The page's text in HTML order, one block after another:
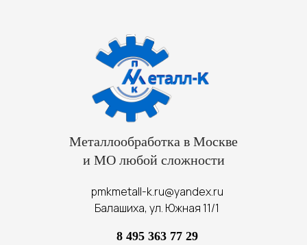
Металлообработка в Москве
и МО любой сложности
pmkmetall-k.ru@yandex.ru
Балашиха, ул. Южная 11/1
8 495 363 77 29